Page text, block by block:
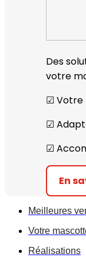
Des
votre
☑︎ Votre
☑︎
☑︎
En
Meilleures
Votre
Réalisations